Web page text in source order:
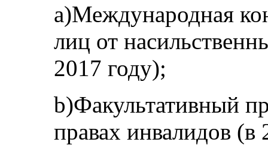
a)Международная
лиц от
2017 году);
b)Факультативный
правах инвалидов (в